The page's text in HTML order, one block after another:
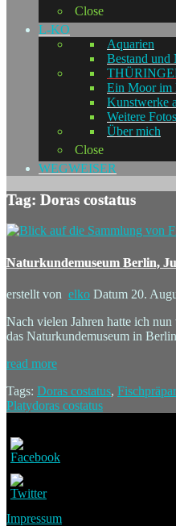
Close
L-KO
Aquarien
Bestand und
Ein Moor im
Kunstwerke
Weitere
Über mich
Close
WEGWEISER
Tag: Doras costatus
Naturkundemuseum Berlin,
erstellt von elko Datum 20.
Nach vielen Jahren hatte ich
das Naturkundemuseum in
read more
Tags: Doras costatus,
Platydoras costatus
Impressum